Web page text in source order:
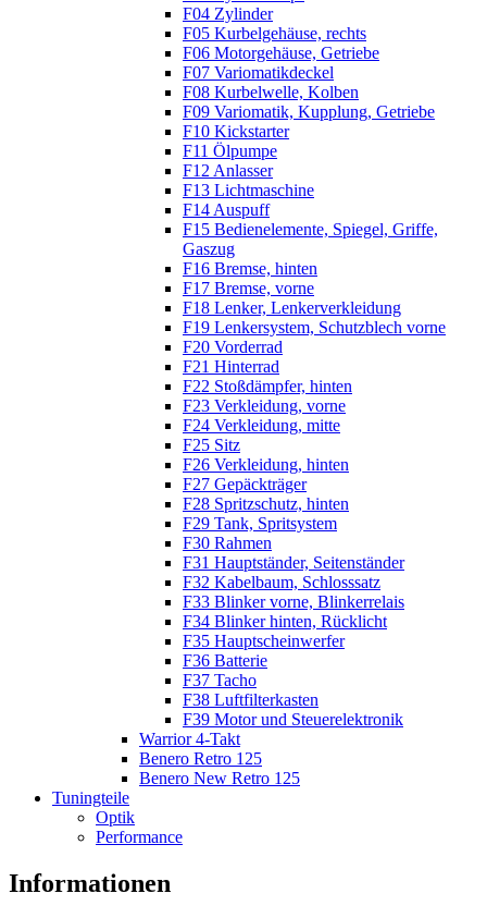
F04 Zylinder
F05 Kurbelgehäuse, rechts
F06 Motorgehäuse, Getriebe
F07 Variomatikdeckel
F08 Kurbelwelle, Kolben
F09 Variomatik, Kupplung, Getriebe
F10 Kickstarter
F11 Ölpumpe
F12 Anlasser
F13 Lichtmaschine
F14 Auspuff
F15 Bedienelemente, Spiegel, Griffe,
Gaszug
F16 Bremse, hinten
F17 Bremse, vorne
F18 Lenker, Lenkerverkleidung
F19 Lenkersystem, Schutzblech vorne
F20 Vorderrad
F21 Hinterrad
F22 Stoßdämpfer, hinten
F23 Verkleidung, vorne
F24 Verkleidung, mitte
F25 Sitz
F26 Verkleidung, hinten
F27 Gepäckträger
F28 Spritzschutz, hinten
F29 Tank, Spritsystem
F30 Rahmen
F31 Hauptständer, Seitenständer
F32 Kabelbaum, Schlosssatz
F33 Blinker vorne, Blinkerrelais
F34 Blinker hinten, Rücklicht
F35 Hauptscheinwerfer
F36 Batterie
F37 Tacho
F38 Luftfilterkasten
F39 Motor und Steuerelektronik
Warrior 4-Takt
Benero Retro 125
Benero New Retro 125
Tuningteile
Optik
Performance
Informationen